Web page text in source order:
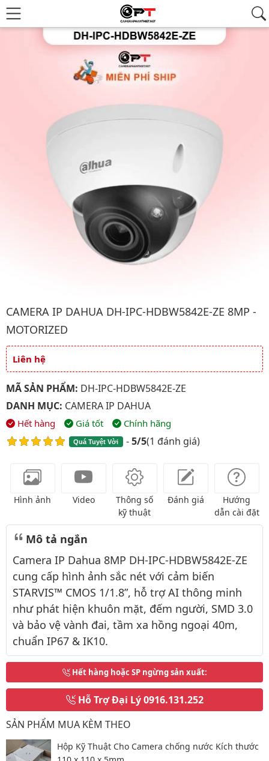
CAMERA IP DAHUA DH-IPC-HDBW5842E-ZE 8MP -
MOTORIZED
Giá và khuyến mãi
Liên hệ
MÃ SẢN PHẨM: DH-IPC-HDBW5842E-ZE
DANH MỤC: CAMERA IP DAHUA
Hết hàng Giá tốt Chính hãng
Quá Tuyệt Vời -5/5(1 đánh giá)
Hình ảnh Video
Thông số
kỹ thuật
Đánh giá
Hướng
dẫn cài đặt
Mô tả ngắn
Camera IP Dahua 8MP DH-IPC-HDBW5842E-ZE
cung cấp hình ảnh sắc nét với cảm biến
STARVIS™ CMOS 1/1.8”, hỗ trợ AI thông minh
như phát hiện khuôn mặt, đếm người, SMD 3.0
và bảo vệ vành đai, tầm xa hồng ngoại 40m,
chuẩn IP67 & IK10.
Hết hàng hoặc SP ngừng sản xuất:
Hỗ Trợ Đại Lý0916.131.252
SẢN PHẨM MUA KÈM THEO
Hộp Kỹ Thuật Cho Camera chống nước Kích thước